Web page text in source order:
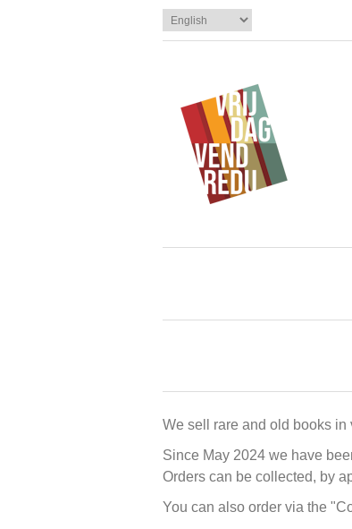
We sell rare and old books
Since May 2024 we have
Orders can be collected, by
You can also order via the